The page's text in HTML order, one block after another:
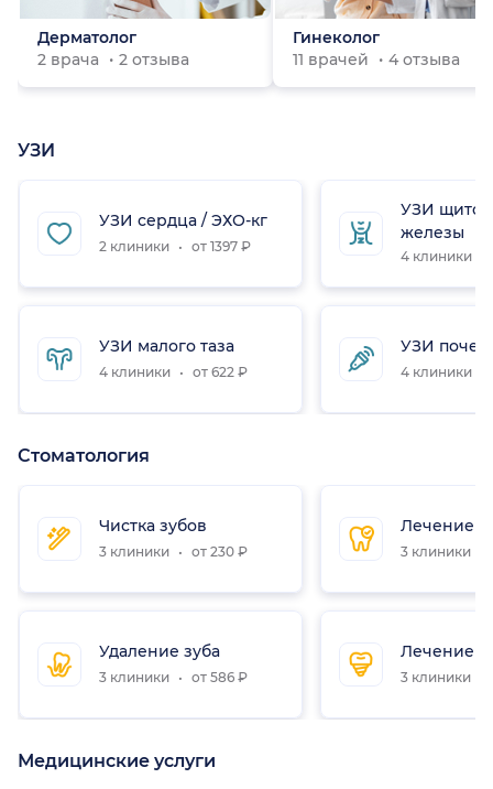
Дерматолог
2 врача
2 отзыва
Гинеколог
11 врачей
4 отзыва
УЗИ
УЗИ сердца / ЭХО-кг
2 клиники от 1397 ₽
УЗИ малого таза
4 клиники от 622 ₽
УЗИ
железы
4 клиники
УЗИ почек
4 клиники
Стоматология
Чистка зубов
3 клиники от 230 ₽
Удаление зуба
3 клиники от 586 ₽
Лечение
3 клиники
Лечение
3 клиники
Медицинские услуги